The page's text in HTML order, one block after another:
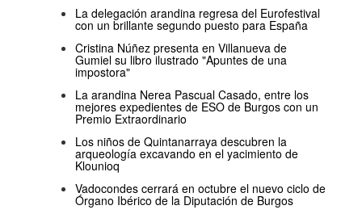
La delegación arandina regresa del Eurofestival
con un brillante segundo puesto para España
Cristina Núñez presenta en Villanueva de
Gumiel su libro ilustrado "Apuntes de una
impostora"
La arandina Nerea Pascual Casado, entre los
mejores expedientes de ESO de Burgos con un
Premio Extraordinario
Los niños de Quintanarraya descubren la
arqueología excavando en el yacimiento de
Klounioq
Vadocondes cerrará en octubre el nuevo ciclo de
Órgano Ibérico de la Diputación de Burgos